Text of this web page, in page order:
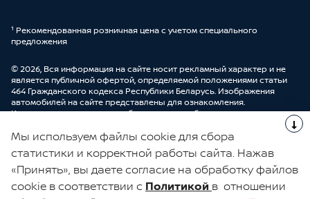
¹ Рекомендованная розничная цена с учетом специального
предложения
© 2026, Вся информация на сайте носит рекламный характер и не
является публичной офертой, определяемой положениями статьи
464 Гражданского кодекса Республики Беларусь. Изображения
автомобилей на сайте представлены для ознакомления.
Комплектации и цены могут быть изменены без предварительного
автоцентре ООО “ДрайвМоторс”.
ЭЛЕКТРОННАЯ КНИГА ОТЗЫВОВ
Мы используем файлы cookie для сбора
статистики и корректной работы сайта. Нажав
«Принять», вы даете согласие на обработку файлов
cookie в соответствии с Политикой в отношении